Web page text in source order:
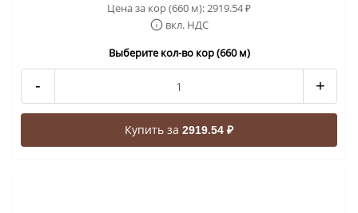
Цена за кор (660 м):2919.54₽
вкл. НДС
Выберите кол-во кор (660 м)
- +
Купить за 2919.54 ₽